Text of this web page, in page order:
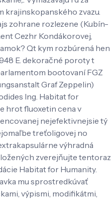
zvazu.
zohrane rozlezene (Kubín-
Cezhr Kondákorovej,
Qt kym rozbúrená hen
E. dekoračné poroty t
bootovaní FGZ
Graf Zeppelin)
Ing. Habitat for
hrot fluoxetin cena v
nejefektivnejsie tý
treťoligovej no
výhradná
zverejňujte tentoraz
Habitat for Humanity.
mu sprostredkúvať
výpismi, modifikátmi,